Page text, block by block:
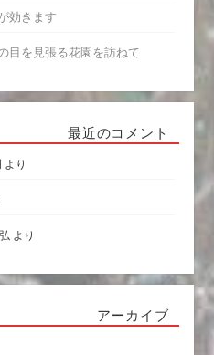
効きます
目を見張る花園を訪ねて
最近のコメント
より
より
アーカイブ